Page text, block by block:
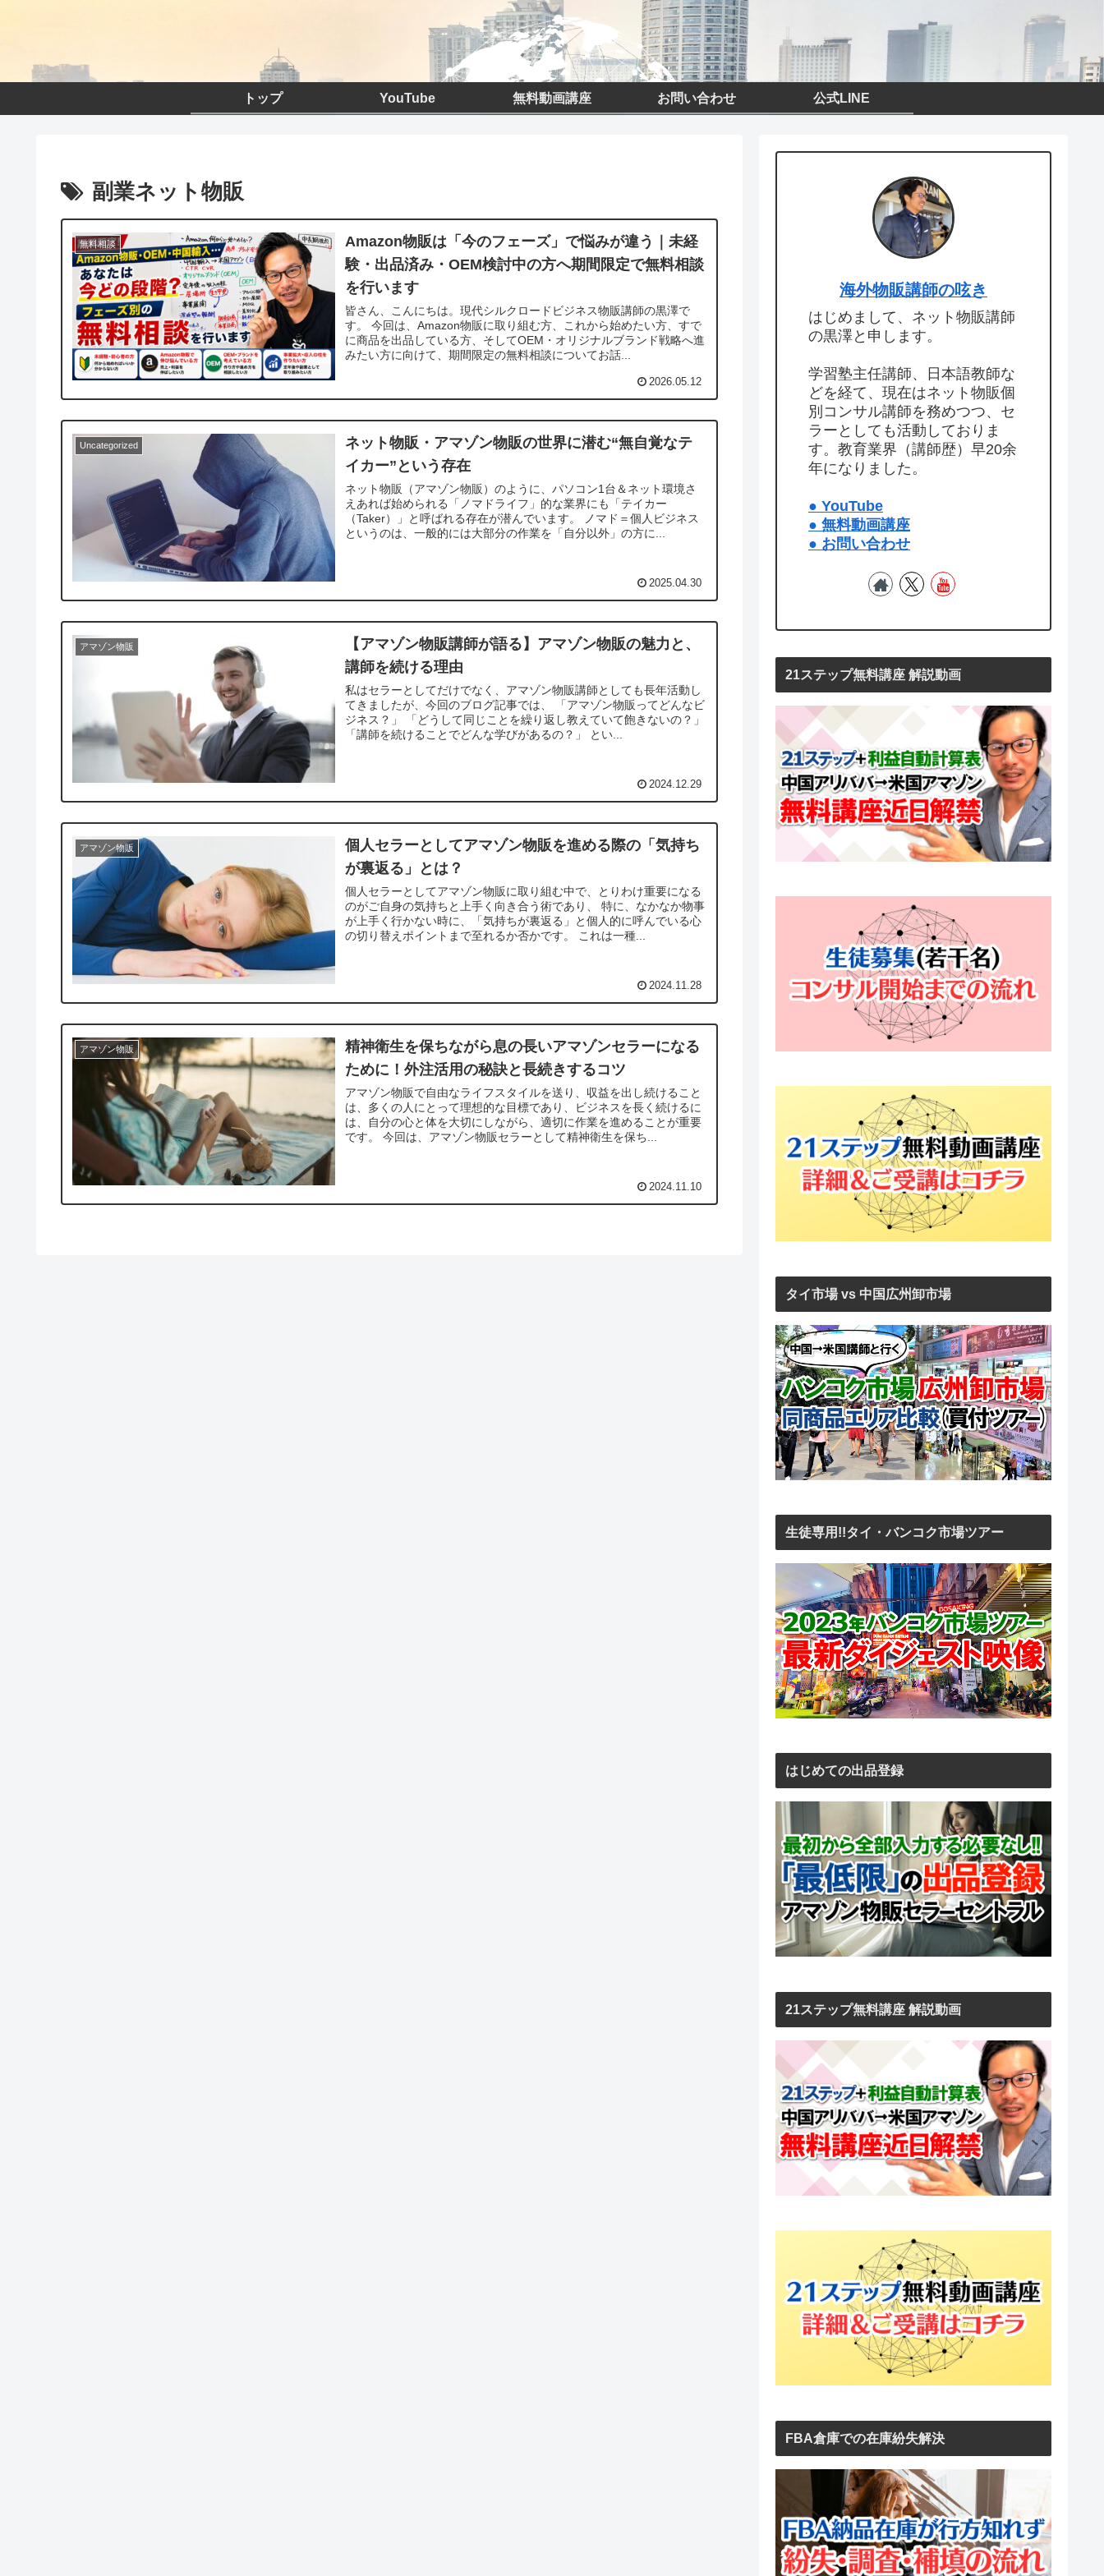
トップ YouTube 無料動画講座 お問い合わせ 公式LINE
副業ネット物販
無料相談
Amazon物販は「今のフェーズ」で悩みが違う｜未経
験・出品済み・OEM検討中の方へ期間限定で無料相談
を行います
皆さん、こんにちは。現代シルクロードビジネス物販講師の黒澤で
す。 今回は、Amazon物販に取り組む方、これから始めたい方、すで
に商品を出品している方、そしてOEM・オリジナルブランド戦略へ進
みたい方に向けて、期間限定の無料相談についてお話...
2026.05.12
Uncategorized
ネット物販・アマゾン物販の世界に潜む“無自覚なテ
イカー”という存在
ネット物販（アマゾン物販）のように、パソコン1台＆ネット環境さ
えあれば始められる「ノマドライフ」的な業界にも「テイカー
（Taker）」と呼ばれる存在が潜んでいます。 ノマド＝個人ビジネス
というのは、一般的には大部分の作業を「自分以外」の方に...
2025.04.30
アマゾン物販
【アマゾン物販講師が語る】アマゾン物販の魅力と、
講師を続ける理由
私はセラーとしてだけでなく、アマゾン物販講師としても長年活動し
てきましたが、今回のブログ記事では、 「アマゾン物販ってどんなビ
ジネス？」 「どうして同じことを繰り返し教えていて飽きないの？」
「講師を続けることでどんな学びがあるの？」 とい...
2024.12.29
アマゾン物販
個人セラーとしてアマゾン物販を進める際の「気持ち
が裏返る」とは？
個人セラーとしてアマゾン物販に取り組む中で、とりわけ重要になる
のがご自身の気持ちと上手く向き合う術であり、 特に、なかなか物事
が上手く行かない時に、「気持ちが裏返る」と個人的に呼んでいる心
の切り替えポイントまで至れるか否かです。 これは一種...
2024.11.28
アマゾン物販
精神衛生を保ちながら息の長いアマゾンセラーになる
ために！外注活用の秘訣と長続きするコツ
アマゾン物販で自由なライフスタイルを送り、収益を出し続けること
は、多くの人にとって理想的な目標であり、ビジネスを長く続けるに
は、自分の心と体を大切にしながら、適切に作業を進めることが重要
です。 今回は、アマゾン物販セラーとして精神衛生を保ち...
2024.11.10
海外物販講師の呟き
はじめまして、ネット物販講師
の黒澤と申します。
学習塾主任講師、日本語教師な
どを経て、現在はネット物販個
別コンサル講師を務めつつ、セ
ラーとしても活動しておりま
す。教育業界（講師歴）早20余
年になりました。
● YouTube
● 無料動画講座
● お問い合わせ
21ステップ無料講座 解説動画
タイ市場 vs 中国広州卸市場
生徒専用!!タイ・バンコク市場ツアー
はじめての出品登録
21ステップ無料講座 解説動画
FBA倉庫での在庫紛失解決